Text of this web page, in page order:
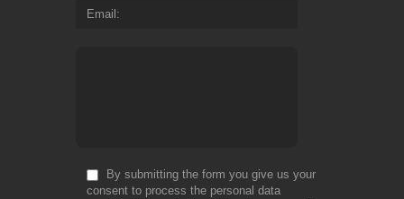
Email
By submitting the form you give us your
consent to process the personal data